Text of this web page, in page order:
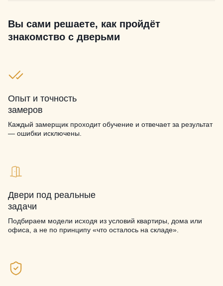
Вы сами решаете, как пройдёт
знакомство с дверьми
Опыт и точность
замеров
Каждый замерщик проходит обучение и отвечает за результат
— ошибки исключены.
Двери под реальные
задачи
Подбираем модели исходя из условий квартиры, дома или
офиса, а не по принципу «что осталось на складе».